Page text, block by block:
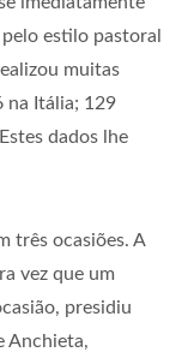
estilo pastoral
muitas
na Itália; 129
dados lhe
três ocasiões. A
vez que um
presidiu
Anchieta,